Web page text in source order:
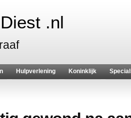
.nl
Hulpverlening Koninklijk